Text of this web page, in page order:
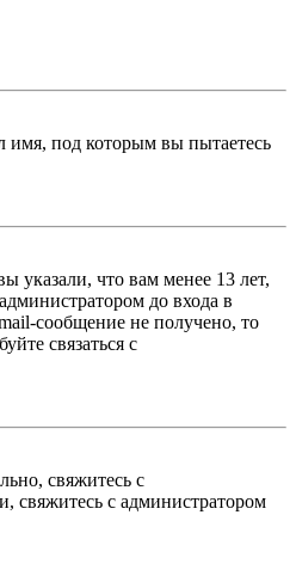
имя, под которым вы пытаетесь
указали, что вам менее 13 лет,
до входа в
сообщение не получено, то
связаться с
свяжитесь с
свяжитесь с администратором